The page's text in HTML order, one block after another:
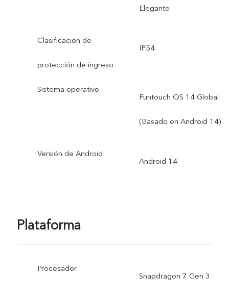
Elegante
Clasificación de
protección de ingreso
IP54
Sistema operativo
Funtouch OS 14 Global
(Basado en Android 14)
Versión de Android
Android 14
Plataforma
Procesador
Snapdragon 7 Gen 3